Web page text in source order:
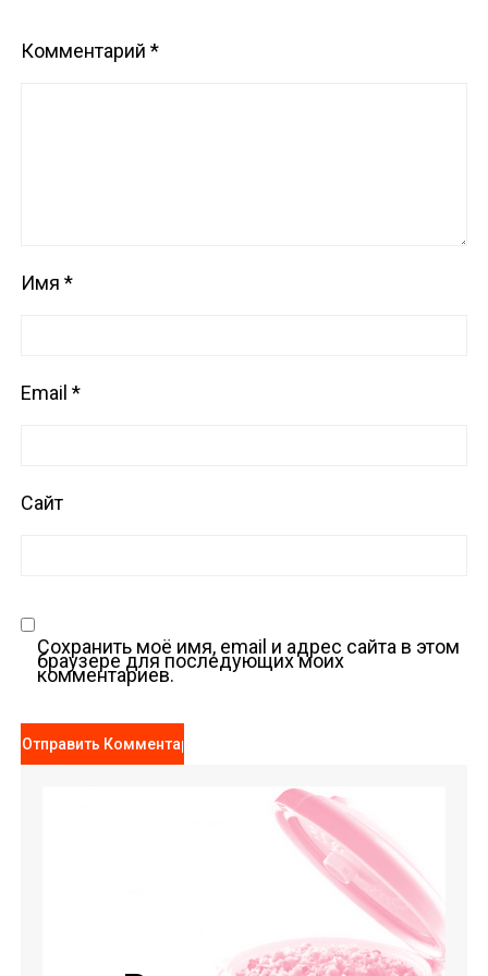
Комментарий*
Имя*
Email*
Сайт
Сохранить моё имя, email и адрес сайта в этом
браузере для последующих моих
комментариев.